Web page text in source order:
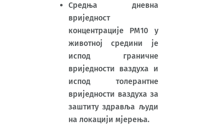
Средња дневна
вриједност
концентрације РМ10 у
животној средини је
испод граничне
вриједности ваздуха и
испод толерантне
вриједности ваздуха за
заштиту здравља људи
на локацији мјерења.